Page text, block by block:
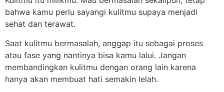
bahwa kamu perlu sayangi kulitmu supaya menjadi
sehat dan terawat.
Saat kulitmu bermasalah, anggap itu sebagai proses
atau fase yang nantinya bisa kamu lalui. Jangan
membandingkan kulitmu dengan orang lain karena
hanya akan membuat hati semakin lelah.